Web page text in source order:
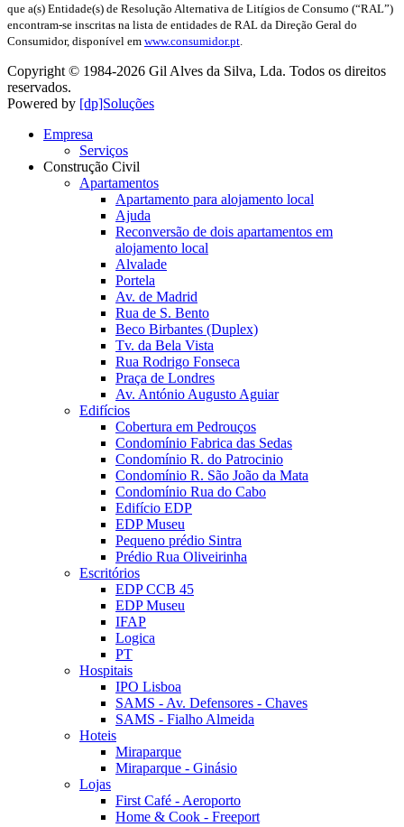
que a(s) Entidade(s) de Resolução Alternativa de Litígios de Consumo (“RAL”)
encontram-se inscritas na lista de entidades de RAL da Direção Geral do
Consumidor, disponível em www.consumidor.pt
Copyright © 1984-2026 Gil Alves da Silva, Lda. Todos os direitos
reservados.
Powered by [dp]Soluções
Empresa
Serviços
Construção Civil
Apartamentos
Apartamento para alojamento local
Ajuda
Reconversão de dois apartamentos em
alojamento local
Alvalade
Portela
Av. de Madrid
Rua de S. Bento
Beco Birbantes (Duplex)
Tv. da Bela Vista
Rua Rodrigo Fonseca
Praça de Londres
Av. António Augusto Aguiar
Edifícios
Cobertura em Pedrouços
Condomínio Fabrica das Sedas
Condomínio R. do Patrocinio
Condomínio R. São João da Mata
Condomínio Rua do Cabo
Edifício EDP
EDP Museu
Pequeno prédio Sintra
Prédio Rua Oliveirinha
Escritórios
EDP CCB 45
EDP Museu
IFAP
Logica
PT
Hospitais
IPO Lisboa
SAMS - Av. Defensores - Chaves
SAMS - Fialho Almeida
Hoteis
Miraparque
Miraparque - Ginásio
Lojas
First Café - Aeroporto
Home & Cook - Freeport